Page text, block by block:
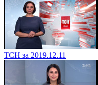
ТСН за 2019.12.11